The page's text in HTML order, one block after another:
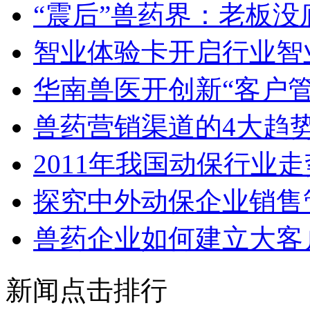
“震后”兽药界：老板
智业体验卡开启行业
华南兽医开创新“客户
兽药营销渠道的4大趋
2011年我国动保行业
探究中外动保企业销
兽药企业如何建立大
新闻点击排行